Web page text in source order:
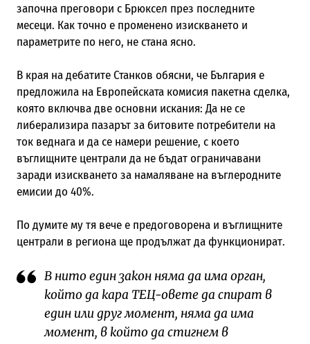
започна преговори с Брюксел през последните
месеци. Как точно е променено изискването и
параметрите по него, не стана ясно.
В края на дебатите Станков обясни, че България е
предложила на Европейската комисия пакетна сделка,
която включва две основни искания: Да не се
либерализира пазарът за битовите потребители на
ток веднага и да се намери решение, с което
въглищните централи да не бъдат ограничавани
заради изискването за намаляване на въглеродните
емисии до 40%.
По думите му тя вече е предоговорена и въглищните
централи в региона ще продължат да функционират.
В нито един закон няма да има орган,
който да кара ТЕЦ-овете да спират в
един или друг момент, няма да има
момент, в който да стигнем в